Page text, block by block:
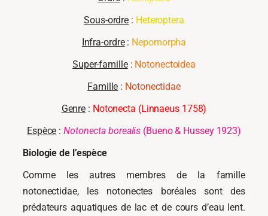
Sous-ordre : Heteroptera
Infra-ordre: Nepomorpha
Super-famille: Notonectoidea
Famille : Notonectidae
Genre : Notonecta (Linnaeus 1758)
Espèce :Notonecta borealis (Bueno & Hussey 1923)
Biologie de l’espèce
Comme les autres membres de la famille
notonectidae, les notonectes boréales sont des
prédateurs aquatiques de lac et de cours d’eau lent.